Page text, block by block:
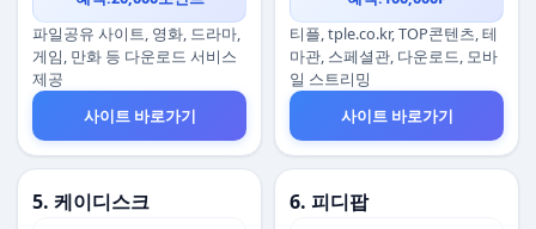
파일공유 사이트, 영화, 드라마,
게임, 만화 등 다운로드 서비스
제공
사이트 바로가기
티플, tple.co.kr, TOP콘텐츠, 테
마관, 스페셜관, 다운로드, 모바
일 스트리밍
사이트 바로가기
5. 케이디스크 6. 피디팝